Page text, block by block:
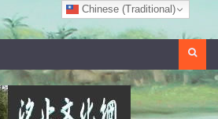
Chinese (Traditional)